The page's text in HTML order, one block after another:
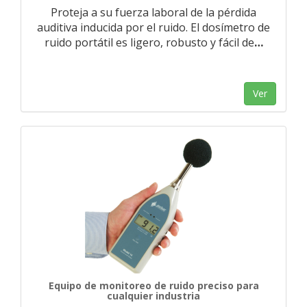
Proteja a su fuerza laboral de la pérdida
auditiva inducida por el ruido. El dosímetro de
ruido portátil es ligero, robusto y fácil de…
Ver
Equipo de monitoreo de ruido preciso para
cualquier industria